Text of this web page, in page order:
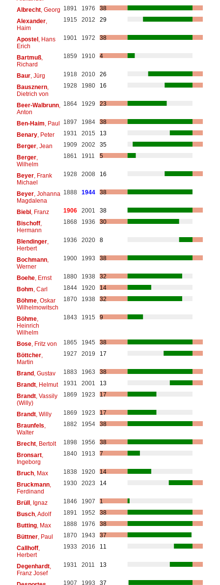
Albrecht, Georg 1891 1976
38
Alexander,
Haim
1915 2012 29
Apostel, Hans
Erich
1901 1972 38
Bartmuß,
Richard
1859 1910 4
Baur, Jürg 1918 2010
26
Bausznern,
Dietrich von
1928 1980 16
Beer-Walbrunn,
Anton
1864 1929 23
Ben-Haim , Paul 1897 1984
38
Benary, Peter 1931 2015
13
Berger, Jean 1909 2002
35
Berger,
Wilhelm
1861 1911 5
Beyer, Frank
Michael
1928 2008 16
Beyer, Johanna
Magdalena
1888 1944 38
Biebl, Franz 1906 2001
38
Bischoff,
Hermann
1868 1936 30
Blendinger,
Herbert
1936 2020 8
Bochmann,
Werner
1900 1993 38
Boehe, Ernst 1880 1938
32
Bohm , Carl 1844 1920
14
Böhme, Oskar
Wilhelmowitsch
1870 1938 32
Böhme,
Heinrich
Wilhelm
1843 1915 9
Bose, Fritz von 1865 1945
38
Böttcher,
Martin
1927 2019 17
Brand, Gustav 1883 1963
38
Brandt, Helmut 1931 2001
13
Brandt, Vassily
(Willy)
1869 1923 17
Brandt, Willy 1869 1923
17
Braunfels
Walter
1882 1954 38
Brecht, Bertolt 1898 1956
38
Bronsart,
Ingeborg
1840 1913 7
Bruch, Max 1838 1920
14
Bruckmann,
Ferdinand
1930 2023 14
Brüll, Ignaz 1846 1907
1
Busch, Adolf 1891 1952
38
Butting, Max 1888 1976
38
Büttner, Paul 1870 1943
37
Callhoff,
Herbert
1933 2016 11
Degenhardt,
Franz Josef
1931 2011 13
1907 1993 37